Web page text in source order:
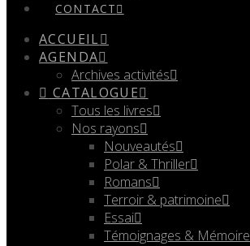
CONTACT
ACCUEIL
AGENDA
Archives activités
CATALOGUE
Tous les livres
Nos rayons
Nouveautés
Polar & Thriller
Romans
Terroir & patrimoine
Essai
Témoignages & Mémoire